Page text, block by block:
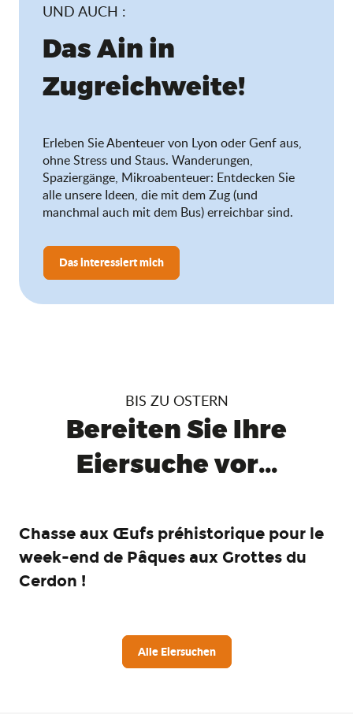
UND AUCH :
Das Ain in
Zugreichweite!
Erleben Sie Abenteuer von Lyon oder Genf aus,
ohne Stress und Staus. Wanderungen,
Spaziergänge, Mikroabenteuer: Entdecken Sie
alle unsere Ideen, die mit dem Zug (und
manchmal auch mit dem Bus) erreichbar sind.
Das interessiert mich
BIS ZU OSTERN
Bereiten Sie Ihre
Eiersuche vor...
Chasse aux Œufs préhistorique pour le
week-end de Pâques aux Grottes du
Cerdon !
Alle Eiersuchen